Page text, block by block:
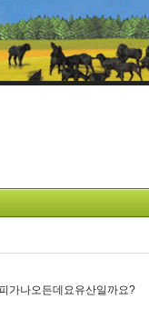
가나오든데요유산일까요?